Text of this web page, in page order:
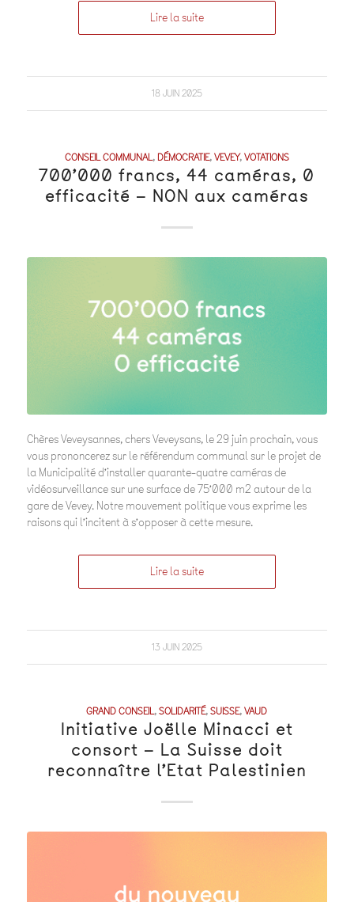
Lire la suite
18 JUIN 2025
CONSEIL COMMUNAL,DÉMOCRATIE,VEVEY,VOTATIONS
700’000 francs, 44 caméras, 0
efficacité – NON aux caméras
Chères Veveysannes, chers Veveysans, le 29 juin prochain, vous
vous prononcerez sur le référendum communal sur le projet de
la Municipalité d’installer quarante-quatre caméras de
vidéosurveillance sur une surface de 75’000 m2 autour de la
gare de Vevey. Notre mouvement politique vous exprime les
raisons qui l’incitent à s’opposer à cette mesure.
Lire la suite
13 JUIN 2025
GRAND CONSEIL,SOLIDARITÉ,SUISSE,VAUD
Initiative Joëlle Minacci et
consort – La Suisse doit
reconnaître l’Etat Palestinien